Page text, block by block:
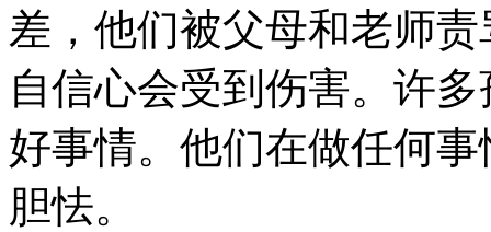
差，他们被父母和老师
自信心会受到伤害。许
好事情。他们在做任何
胆怯。